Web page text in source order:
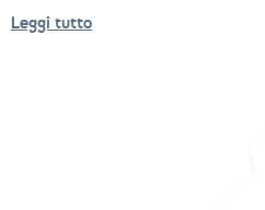
SETTORI
Leggi tutto